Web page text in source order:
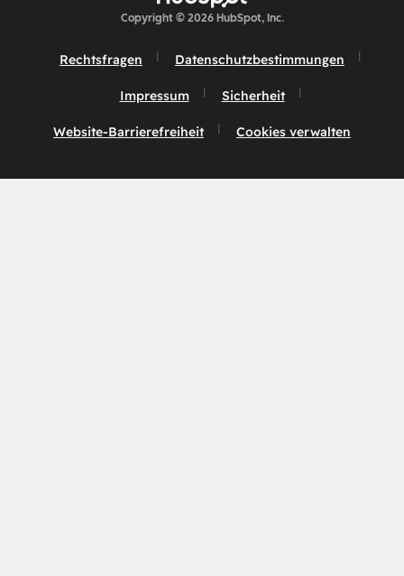
Copyright © 2026 HubSpot, Inc.
Rechtsfragen Datenschutzbestimmungen
Impressum Sicherheit
Website-Barrierefreiheit Cookies verwalten